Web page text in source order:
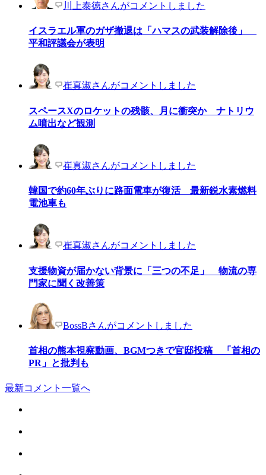
川上泰徳さんがコメントしました
イスラエル軍のガザ撤退は「ハマスの武装解除後」
平和評議会が表明
崔真淑さんがコメントしました
スペースXのロケットの残骸、月に衝突か ナトリウ
ム噴出など観測
崔真淑さんがコメントしました
韓国で約60年ぶりに路面電車が復活 最新鋭水素燃料
電池車も
崔真淑さんがコメントしました
支援物資が届かない背景に「三つの不足」 物流の専
門家に聞く改善策
BossBさんがコメントしました
首相の熊本視察動画、BGMつきで官邸投稿 「首相の
PR」と批判も
最新コメント一覧へ